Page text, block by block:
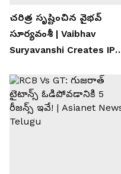
చరిత్ర సృష్టించిన వైభవ్
సూర్యవంశీ | Vaibhav
Suryavanshi Creates IPL
Telugu